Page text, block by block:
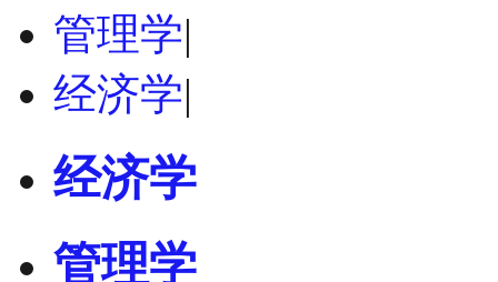
管理学|
经济学|
经济学
管理学